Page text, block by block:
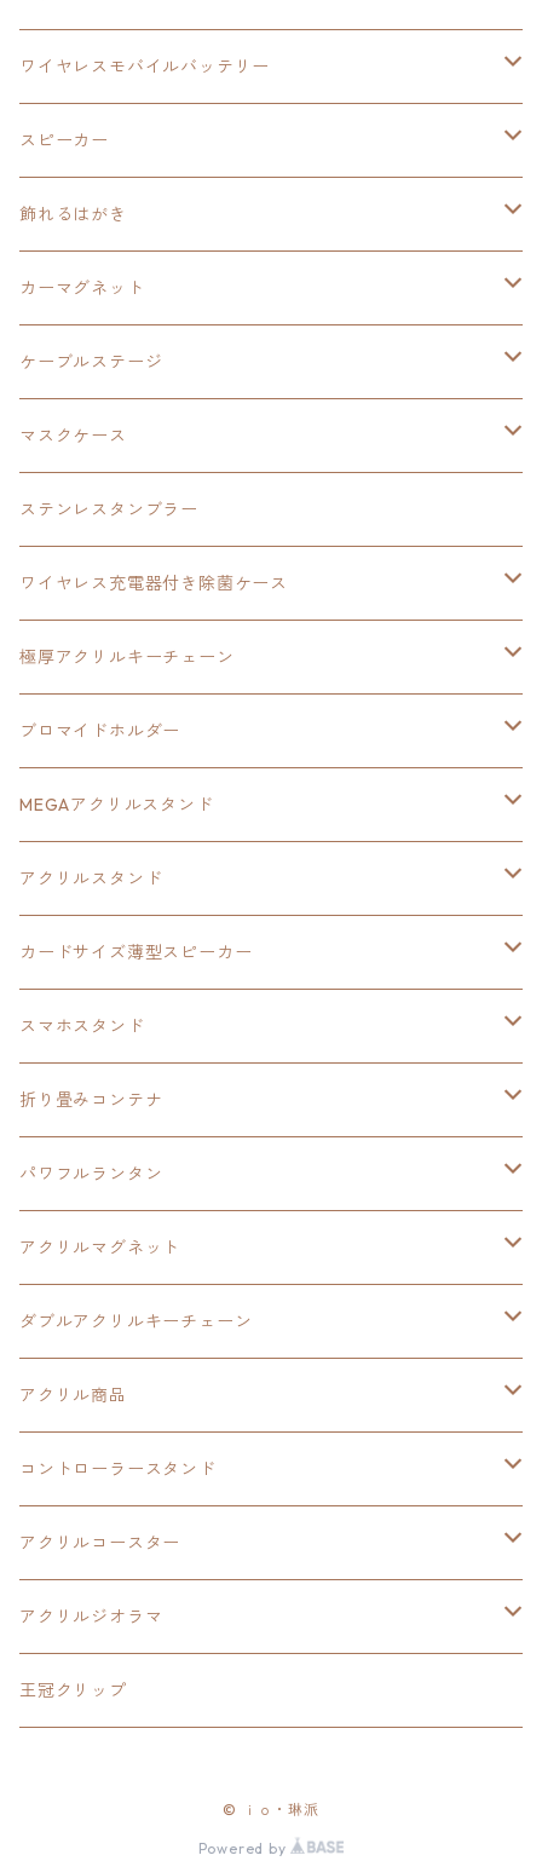
飾れるはがき
除菌ケース
オーロラアクリルスタンド
イラストフレームクロック
アクリルマグネット
ダブルアクリルキーチェーン
黎の軌跡
3in1充電ケーブル
カードサイズスピーカー
黎の軌跡Ⅱ
イースⅩ
東亰ザナドゥeX+
極厚アクリルキーチェーン
オーロラアクリルスタンド
イースvs空の軌跡
軌跡シリーズ20周年
界の軌跡
アクリルマグネット
ヘッドホンスタンド
空の軌跡1st
イース
亰都ザナドゥ
王冠クリップ
閃の軌跡Ⅳ
イースⅨ
創の軌跡
黎の軌跡
黎の軌跡Ⅱ
空の軌跡1st
界の軌跡
ゴジラ
手塚治虫
ウルトラマン
タツノコプロ
ドラえもん
零の軌跡：改
碧の軌跡：改
創の軌跡
黎の軌跡
黎の軌跡Ⅱ
界の軌跡
イースⅨ
零の軌跡：改
碧の軌跡：改
創の軌跡
日本ファルコム
ワイヤレスモバイルバッテリー
イースⅨ
閃の軌跡
閃の軌跡Ⅳ
零の軌跡：改
碧の軌跡：改
創の軌跡
40周年記念
スピーカー
置くだけスピーカー
碧の軌跡：改
創の軌跡
バイブレーションスピーカー
軌跡シリーズ15周年
創の軌跡
飾れるはがき
閃の軌跡Ⅳ
イースⅨ
創の軌跡
カーマグネット
軌跡シリーズ
ケーブルステージ
閃の軌跡Ⅲ
創の軌跡
マスクケース
創の軌跡
ステンレスタンブラー
ワイヤレス充電器付き除菌ケース
創の軌跡
イース
極厚アクリルキーチェーン
日本ファルコム40周年記念イラスト
黎の軌跡
イースⅧ
創の軌跡
HOT-SHOT
イースⅨ
閃の軌跡Ⅳ
黎の軌跡Ⅱ
碧の軌跡：改
閃の軌跡Ⅲ
ブロマイドホルダー
40周年記念
黎の軌跡
黎の軌跡Ⅱ
イースⅧ
軌跡シリーズ20周年記念
MEGAアクリルスタンド
黎の軌跡
アクリルスタンド
オーロラ
カードサイズ薄型スピーカー
黎の軌跡
40周年記念
スマホスタンド
ワイヤレス充電スマホスタンド
黎の軌跡
折り畳みコンテナ
黎の軌跡Ⅱ
イースⅧ
イースⅩ
創の軌跡
パワフルランタン
創の軌跡
アクリルマグネット
創の軌跡
界の軌跡
ダブルアクリルキーチェーン
創の軌跡
アクリル商品
LEDアクリルカード
界の軌跡
アクリルジオラマ
コントローラースタンド
イースⅨ
閃の軌跡Ⅳ
碧の軌跡:改
アクリルコースター
イースⅧ
閃の軌跡Ⅱ
アクリルジオラマ
閃の軌跡Ⅲ
王冠クリップ
© ｉｏ・琳派
Powered by